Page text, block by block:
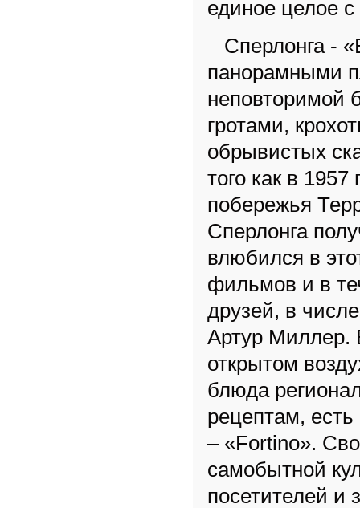
единое целое
Сперлонга -
панорамными
неповторимой
гротами,
обрывистых
того как в
побережья
Сперлонга
влюбился в
фильмов и в
друзей, в
Артур Миллер.
открытом
блюда
рецептам, есть
– «Fortino».
самобытной
посетителей и